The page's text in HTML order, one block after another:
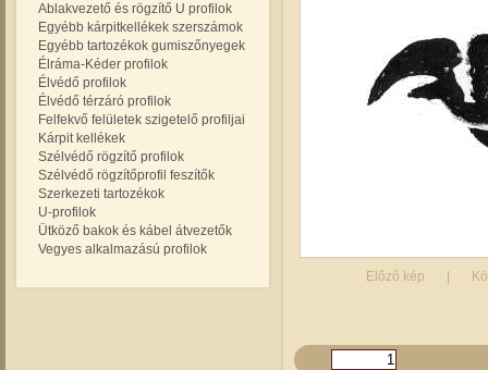
Ablakvezető és rögzítő U profilok
Egyébb kárpitkellékek szerszámok
Egyébb tartozékok gumiszőnyegek
Élráma-Kéder profilok
Élvédő profilok
Élvédő térzáró profilok
Felfekvő felületek szigetelő profiljai
Kárpit kellékek
Szélvédő rögzítő profilok
Szélvédő rögzítőprofil feszítők
Szerkezeti tartozékok
U-profilok
Ütköző bakok és kábel átvezetők
Vegyes alkalmazású profilok